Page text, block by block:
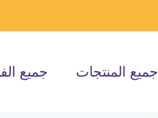
جميع المنتجات جميع